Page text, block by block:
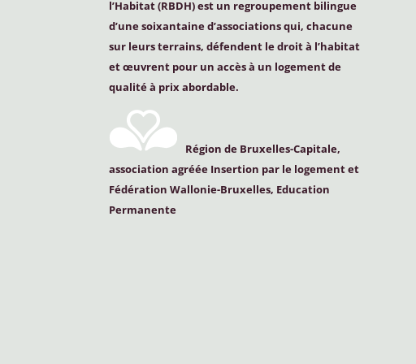
l’Habitat (RBDH) est un regroupement bilingue
d’une soixantaine d’associations qui, chacune
sur leurs terrains, défendent le droit à l’habitat
et œuvrent pour un accès à un logement de
qualité à prix abordable.
Région de Bruxelles-Capitale,
association agréée Insertion par le logement et
Fédération Wallonie-Bruxelles, Education
Permanente